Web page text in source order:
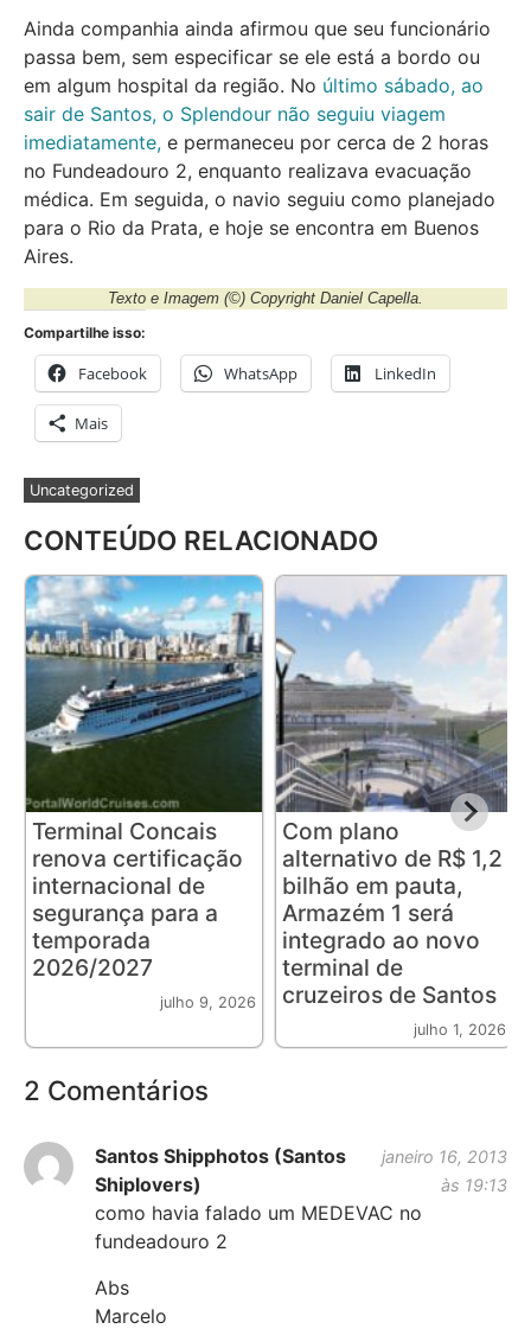
Ainda companhia ainda afirmou que seu funcionário
passa bem, sem especificar se ele está a bordo ou
em algum hospital da região. No último sábado, ao
sair de Santos, o Splendour não seguiu viagem
imediatamente, e permaneceu por cerca de 2 horas
no Fundeadouro 2, enquanto realizava evacuação
médica. Em seguida, o navio seguiu como planejado
para o Rio da Prata, e hoje se encontra em Buenos
Aires.
Texto e Imagem (©) Copyright Daniel Capella.
Compartilhe isso:
Facebook WhatsApp LinkedIn
Mais
Uncategorized
CONTEÚDO RELACIONADO
Terminal Concais
renova certificação
internacional de
segurança para a
temporada
2026/2027
julho 9, 2026
Com plano
alternativo de R$ 1,2
bilhão em pauta,
Armazém 1 será
integrado ao novo
terminal de
cruzeiros de Santos
julho 1, 2026
2 Comentários
Santos Shipphotos (Santos
Shiplovers)
janeiro 16, 2013
às 19:13
como havia falado um MEDEVAC no
fundeadouro 2
Abs
Marcelo